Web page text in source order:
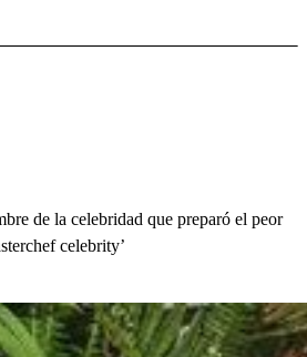
de la celebridad que preparó el peor
celebrity’